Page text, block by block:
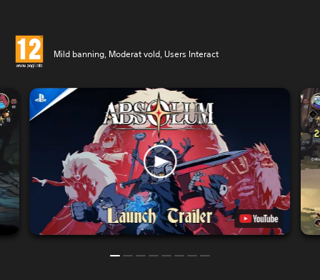
Mild banning, Moderat vold, Users Interact